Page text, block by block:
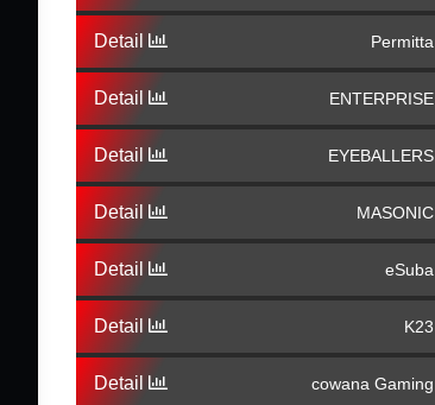
Detail Permitta
Detail ENTERPRISE
Detail EYEBALLERS
Detail MASONIC
Detail eSuba
Detail K23
Detail cowana Gaming